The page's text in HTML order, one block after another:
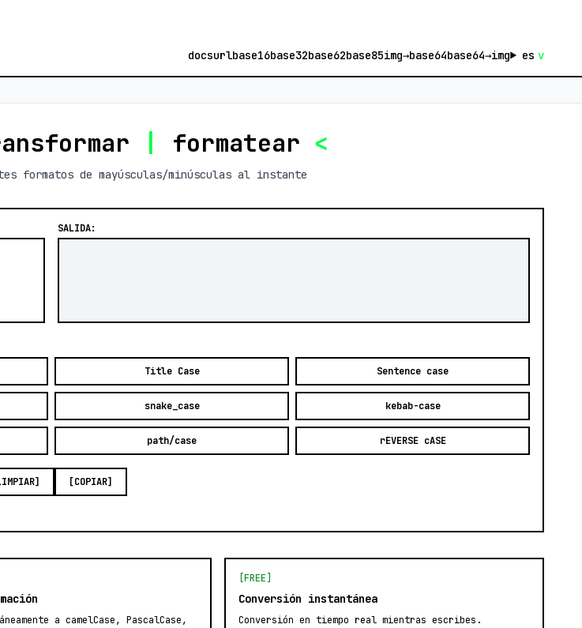
docsurlbase16base32base62base85img→base64base64→img es v
formatear <
formatos de mayúsculas/minúsculas al instante
SALIDA:
Title Case Sentence case
snake_case kebab-case
path/case rEVERSE cASE
[COPIAR]
a camelCase, PascalCase,
[FREE]
Conversión instantánea
Conversión en tiempo real mientras escribes.